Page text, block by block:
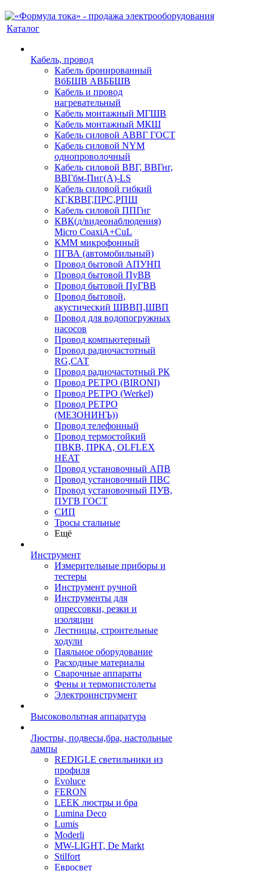
Каталог
Кабель, провод
Кабель бронированный
ВбБШВ АВББШВ
Кабель и провод
нагревательный
Кабель монтажный МГШВ
Кабель монтажный МКШ
Кабель силовой АВВГ ГОСТ
Кабель силовой NYM
однопроволочный
Кабель силовой ВВГ, ВВГнг,
ВВГбм-Пнг(А)-LS
Кабель силовой гибкий
КГ,КВВГ,ПРС,РПШ
Кабель силовой ППГнг
КВК(д/видеонаблюдения)
Micro CoaxiA+CuL
КММ микрофонный
ПГВА (автомобильный)
Провод бытовой АПУНП
Провод бытовой ПуВВ
Провод бытовой ПуГВВ
Провод бытовой,
акустический ШВВП,ШВП
Провод для водопогружных
насосов
Провод компьютерный
Провод радиочастотный
RG,САТ
Провод радиочастотный РК
Провод РЕТРО (BIRONI)
Провод РЕТРО (Werkel)
Провод РЕТРО
(МЕЗОНИНЪ))
Провод телефонный
Провод термостойкий
ПВКВ, ПРКА, OLFLEX
HEAT
Провод установочный АПВ
Провод установочный ПВС
Провод установочный ПУВ,
ПУГВ ГОСТ
СИП
Тросы стальные
Ещё
Инструмент
Измерительные приборы и
тестеры
Инструмент ручной
Инструменты для
опрессовки, резки и
изоляции
Лестницы, строительные
ходули
Паяльное оборудование
Расходные материалы
Сварочные аппараты
Фены и термопистолеты
Электроинструмент
Высоковольтная аппаратура
Люстры, подвесы,бра, настольные
лампы
REDIGLE светильники из
профиля
Evoluce
FERON
LEEK люстры и бра
Lumina Deco
Lumis
Moderli
MW-LIGHT, De Markt
Stilfort
Евросвет